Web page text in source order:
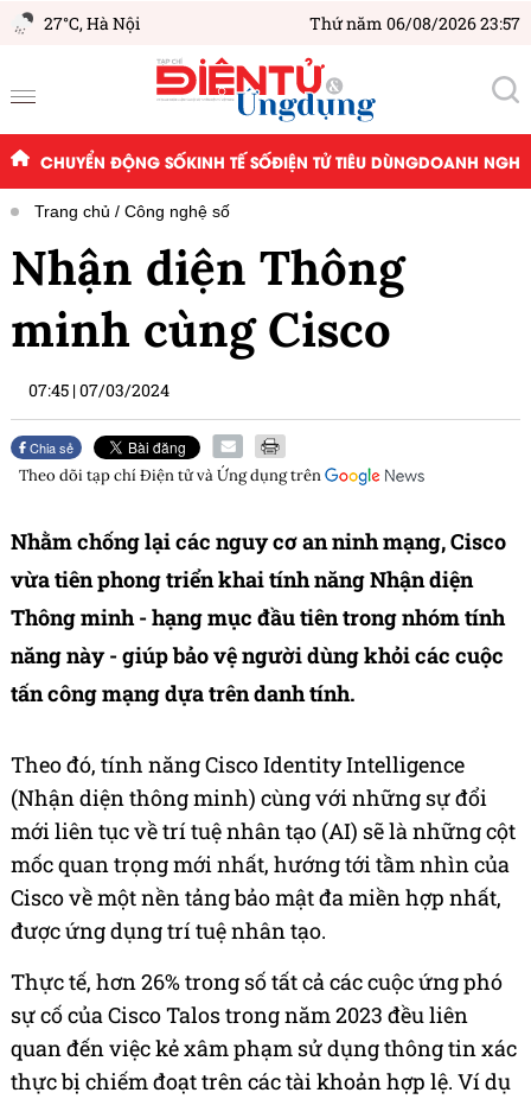
27°C,Hà Nội Thứ năm 06/08/2026 23:57
CHUYỂN ĐỘNG SỐKINH TẾ SỐĐIỆN TỬ TIÊU DÙNGDOANH
Trang chủ Công nghệ số
Nhận diện Thông
minh cùng Cisco
07:45 |07/03/2024
Chia sẻ
Theo dõi tạp chíĐiện tử và Ứng dụngtrên
Nhằm chống lại các nguy cơ an ninh mạng, Cisco
vừa tiên phong triển khai tính năng Nhận diện
Thông minh - hạng mục đầu tiên trong nhóm tính
năng này - giúp bảo vệ người dùng khỏi các cuộc
tấn công mạng dựa trên danh tính.
Theođó, tính năng Cisco Identity Intelligence
(Nhận diện thông minh) cùng với những sự đổi
mới liên tục về trí tuệ nhân tạo (AI) sẽlà những cột
mốc quan trọng mới nhất, hướng tới tầm nhìn của
Cisco về một nền tảng bảo mật đa miền hợp nhất,
được ứng dụng trí tuệ nhân tạo.
Thực tế, hơn 26% trong số tất cả các cuộc ứng phó
sự cố của Cisco Talos trong năm 2023 đều liên
quan đến việc kẻ xâm phạm sử dụng thông tin xác
thực bị chiếm đoạt trên các tài khoản hợp lệ. Ví dụ